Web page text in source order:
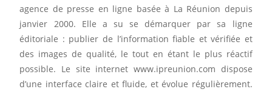
agence de presse en ligne basée à La Réunion depuis
janvier 2000. Elle a su se démarquer par sa ligne
éditoriale : publier de l’information fiable et vérifiée et
des images de qualité, le tout en étant le plus réactif
possible. Le site internet www.ipreunion.com dispose
d’une interface claire et fluide, et évolue régulièrement.